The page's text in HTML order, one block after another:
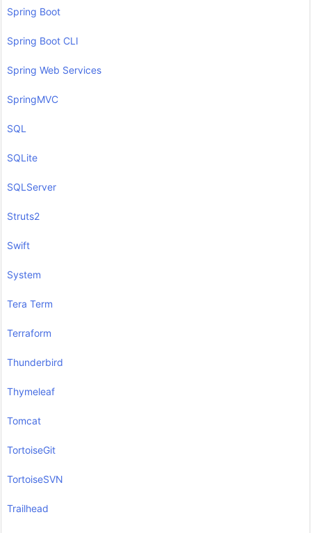
Spring Boot
Spring Boot CLI
Spring Web Services
SpringMVC
SQL
SQLite
SQLServer
Struts2
Swift
System
Tera Term
Terraform
Thunderbird
Thymeleaf
Tomcat
TortoiseGit
TortoiseSVN
Trailhead